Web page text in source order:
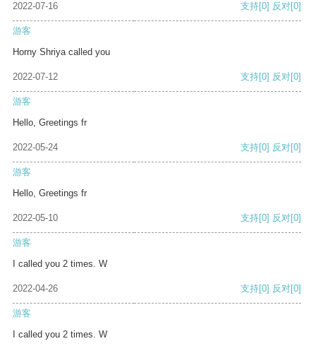
2022-07-16 支持[0] 反对[0]
游客
Horny Shriya called you
2022-07-12 支持[0] 反对[0]
游客
Hello, Greetings fr
2022-05-24 支持[0] 反对[0]
游客
Hello, Greetings fr
2022-05-10 支持[0] 反对[0]
游客
I called you 2 times. W
2022-04-26 支持[0] 反对[0]
游客
I called you 2 times. W